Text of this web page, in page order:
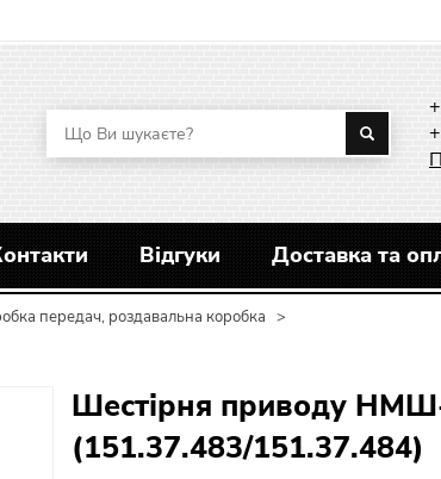
Відгуки Доставка та
передач, роздавальна коробка >
Шестірня приводу
(151.37.483/151.37.484)